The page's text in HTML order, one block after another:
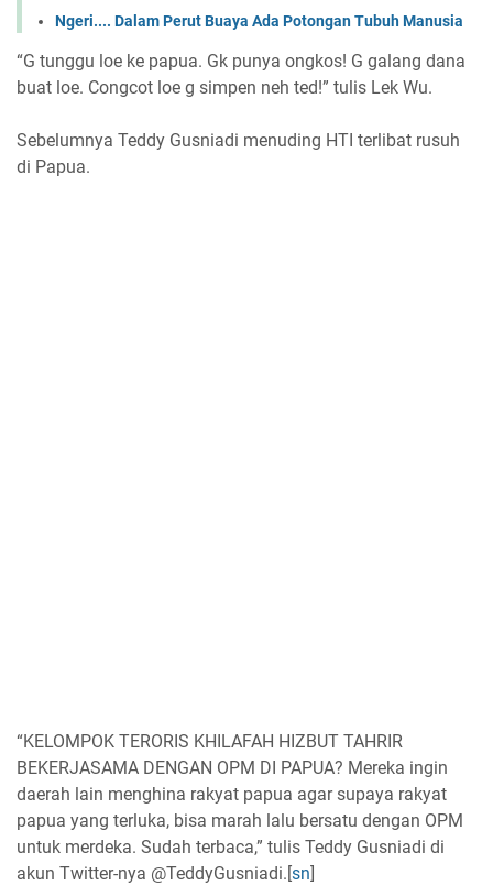
Ngeri.... Dalam Perut Buaya Ada Potongan Tubuh Manusia
“G tunggu loe ke papua. Gk punya ongkos! G galang dana
buat loe. Congcot loe g simpen neh ted!” tulis Lek Wu.
Sebelumnya Teddy Gusniadi menuding HTI terlibat rusuh
di Papua.
“KELOMPOK TERORIS KHILAFAH HIZBUT TAHRIR
BEKERJASAMA DENGAN OPM DI PAPUA? Mereka ingin
daerah lain menghina rakyat papua agar supaya rakyat
papua yang terluka, bisa marah lalu bersatu dengan OPM
untuk merdeka. Sudah terbaca,” tulis Teddy Gusniadi di
akun Twitter-nya @TeddyGusniadi.[sn]